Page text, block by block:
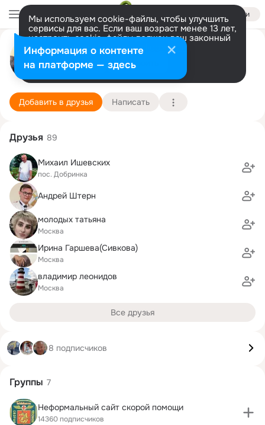
Войти
Мы используем cookie-файлы, чтобы улучшить
сервисы для вас. Если ваш возраст менее 13 лет,
настроить cookie-файлы должен ваш законный
представитель. Больше информации
Разрешить все Настроить
Александр Ишевский
Москва 21 июня (43 года)
Подробнее
Добавить в друзья Написать
Друзья 89
Михаил Ишевских
пос. Добринка
Андрей Штерн
молодых татьяна
Москва
Ирина Гаршева(Сивкова)
Москва
владимир леонидов
Москва
Все друзья
8 подписчиков
Группы 7
Неформальный сайт скорой помощи
14360 подписчиков
Информация о контенте
на платформе — здесь